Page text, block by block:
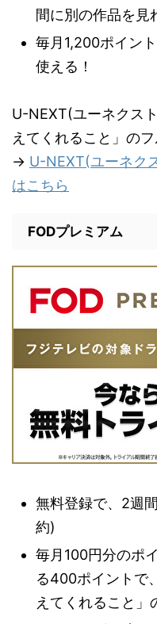
間に別の作品を見
毎月1,200ポイン
使える！
U-NEXT(ユーネクス
えてくれること」の
→ U-NEXT(ユーネク
はこちら
FODプレミアム
無料登録で、2週
約)
毎月100円分のポ
る400ポイントで
えてくれること」